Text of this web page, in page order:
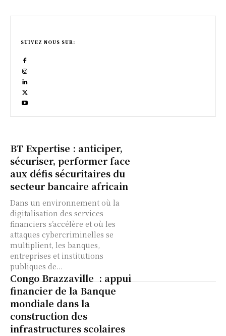
BT Expertise : anticiper,
sécuriser, performer face
aux défis sécuritaires du
secteur bancaire africain
Dans un environnement où la
digitalisation des services
financiers s’accélère et où les
attaques cybercriminelles se
multiplient, les banques,
entreprises et institutions
publiques de...
Congo Brazzaville : appui
financier de la Banque
mondiale dans la
construction des
infrastructures scolaires
SUIVEZ NOUS SUR: